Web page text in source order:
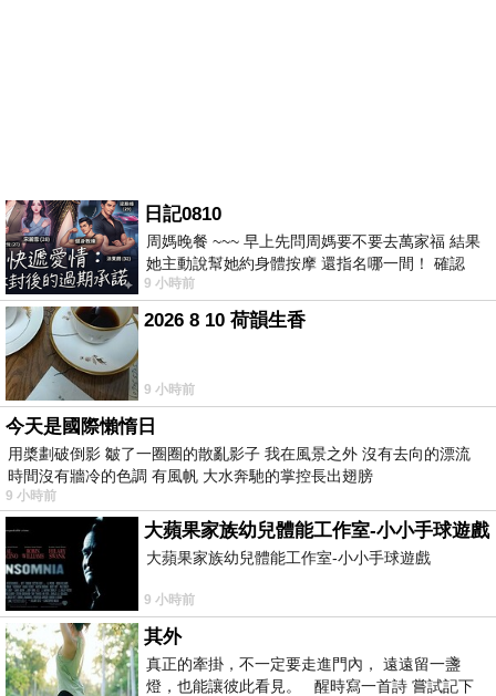
日記0810
周媽晚餐 ~~~ 早上先問周媽要不要去萬家福 結果
她主動說幫她約身體按摩 還指名哪一間！ 確認
後，我的腦袋才運轉起來 預約對
9 小時前
2026 8 10 荷韻生香
9 小時前
今天是國際懶惰日
用槳劃破倒影 皺了一圈圈的散亂影子 我在風景之外 沒有去向的漂流
時間沒有牆冷的色調 有風帆 大水奔馳的掌控長出翅膀
9 小時前
大蘋果家族幼兒體能工作室-小小手球遊戲
大蘋果家族幼兒體能工作室-小小手球遊戲
9 小時前
其外
真正的牽掛，不一定要走進門內， 遠遠留一盞
燈，也能讓彼此看見。 醒時寫一首詩 嘗試記下